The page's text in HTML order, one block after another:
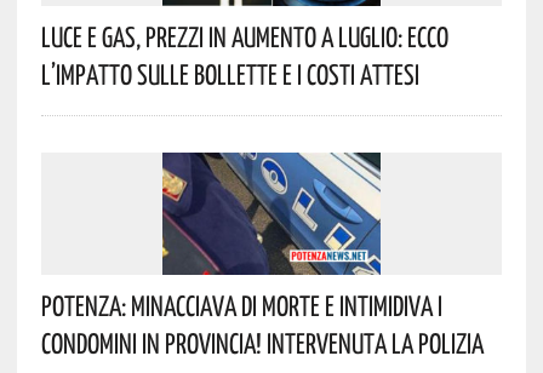
Luce E Gas, Prezzi In Aumento A Luglio: Ecco
L’impatto Sulle Bollette E I Costi Attesi
Potenza: Minacciava Di Morte E Intimidiva I
Condomini In Provincia! Intervenuta La Polizia